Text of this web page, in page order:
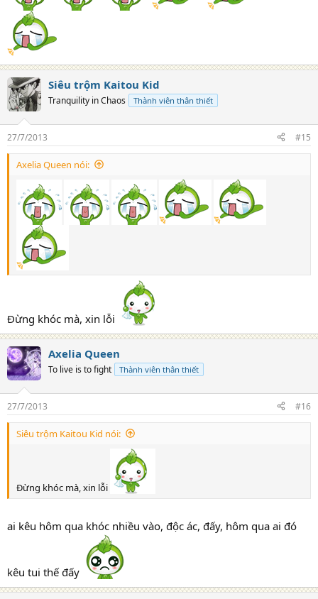
Siêu trộm Kaitou Kid
Tranquility in Chaos Thành viên thân thiết
27/7/2013 #15
Axelia Queen nói:
Đừng khóc mà, xin lỗi
Axelia Queen
To live is to fight Thành viên thân thiết
27/7/2013 #16
Siêu trộm Kaitou Kid nói:
Đừng khóc mà, xin lỗi
ai kêu hôm qua khóc nhiều vào, độc ác, đấy, hôm qua ai đó
kêu tui thế đấy